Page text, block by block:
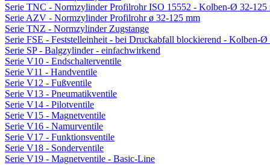
Serie TNC - Normzylinder Profilrohr ISO 15552 - Kolben-Ø 32-125
Serie AZV - Normzylinder Profilrohr ø 32-125 mm
Serie TNZ - Normzylinder Zugstange
Serie FSE - Feststelleinheit - bei Druckabfall blockierend - Kolben-Ø
Serie SP - Balgzylinder - einfachwirkend
Serie V10 - Endschalterventile
Serie V11 - Handventile
Serie V12 - Fußventile
Serie V13 - Pneumatikventile
Serie V14 - Pilotventile
Serie V15 - Magnetventile
Serie V16 - Namurventile
Serie V17 - Funktionsventile
Serie V18 - Sonderventile
Serie V19 - Magnetventile - Basic-Line